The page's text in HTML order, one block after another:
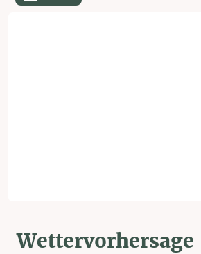
Wettervorhersage